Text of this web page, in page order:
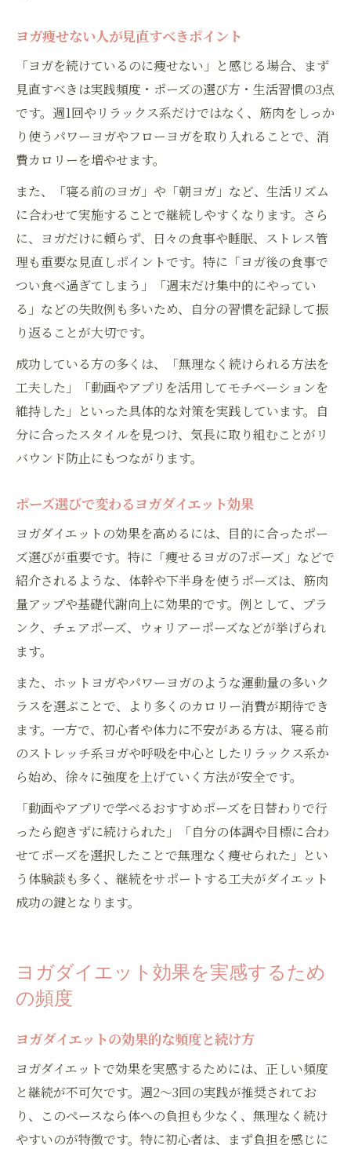
ヨガ痩せない人が見直すべきポイント
「ヨガを続けているのに痩せない」と感じる場合、まず
見直すべきは実践頻度・ポーズの選び方・生活習慣の3点
です。週1回やリラックス系だけではなく、筋肉をしっか
り使うパワーヨガやフローヨガを取り入れることで、消
費カロリーを増やせます。
また、「寝る前のヨガ」や「朝ヨガ」など、生活リズム
に合わせて実施することで継続しやすくなります。さら
に、ヨガだけに頼らず、日々の食事や睡眠、ストレス管
理も重要な見直しポイントです。特に「ヨガ後の食事で
つい食べ過ぎてしまう」「週末だけ集中的にやってい
る」などの失敗例も多いため、自分の習慣を記録して振
り返ることが大切です。
成功している方の多くは、「無理なく続けられる方法を
工夫した」「動画やアプリを活用してモチベーションを
維持した」といった具体的な対策を実践しています。自
分に合ったスタイルを見つけ、気長に取り組むことがリ
バウンド防止にもつながります。
ポーズ選びで変わるヨガダイエット効果
ヨガダイエットの効果を高めるには、目的に合ったポー
ズ選びが重要です。特に「痩せるヨガの7ポーズ」などで
紹介されるような、体幹や下半身を使うポーズは、筋肉
量アップや基礎代謝向上に効果的です。例として、プラ
ンク、チェアポーズ、ウォリアーポーズなどが挙げられ
ます。
また、ホットヨガやパワーヨガのような運動量の多いク
ラスを選ぶことで、より多くのカロリー消費が期待でき
ます。一方で、初心者や体力に不安がある方は、寝る前
のストレッチ系ヨガや呼吸を中心としたリラックス系か
ら始め、徐々に強度を上げていく方法が安全です。
「動画やアプリで学べるおすすめポーズを日替わりで行
ったら飽きずに続けられた」「自分の体調や目標に合わ
せてポーズを選択したことで無理なく痩せられた」とい
う体験談も多く、継続をサポートする工夫がダイエット
成功の鍵となります。
ヨガダイエット効果を実感するため
の頻度
ヨガダイエットの効果的な頻度と続け方
ヨガダイエットで効果を実感するためには、正しい頻度
と継続が不可欠です。週2〜3回の実践が推奨されてお
り、このペースなら体への負担も少なく、無理なく続け
やすいのが特徴です。特に初心者は、まず負担を感じに